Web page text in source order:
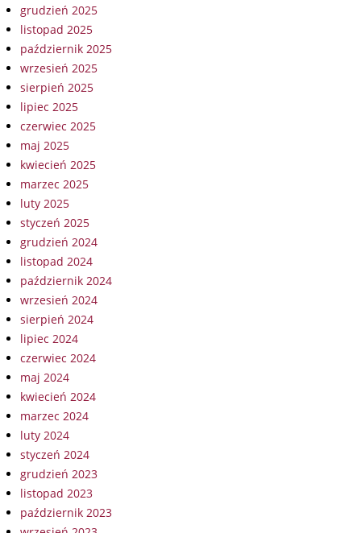
grudzień 2025
listopad 2025
październik 2025
wrzesień 2025
sierpień 2025
lipiec 2025
czerwiec 2025
maj 2025
kwiecień 2025
marzec 2025
luty 2025
styczeń 2025
grudzień 2024
listopad 2024
październik 2024
wrzesień 2024
sierpień 2024
lipiec 2024
czerwiec 2024
maj 2024
kwiecień 2024
marzec 2024
luty 2024
styczeń 2024
grudzień 2023
listopad 2023
październik 2023